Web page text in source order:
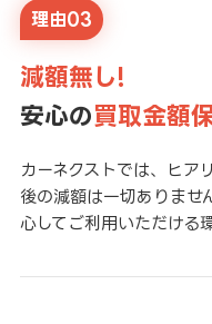
理由03
減額無し!
安心の買取金額
カーネクストでは、ヒア
後の減額は一切ありませ
心してご利用いただける